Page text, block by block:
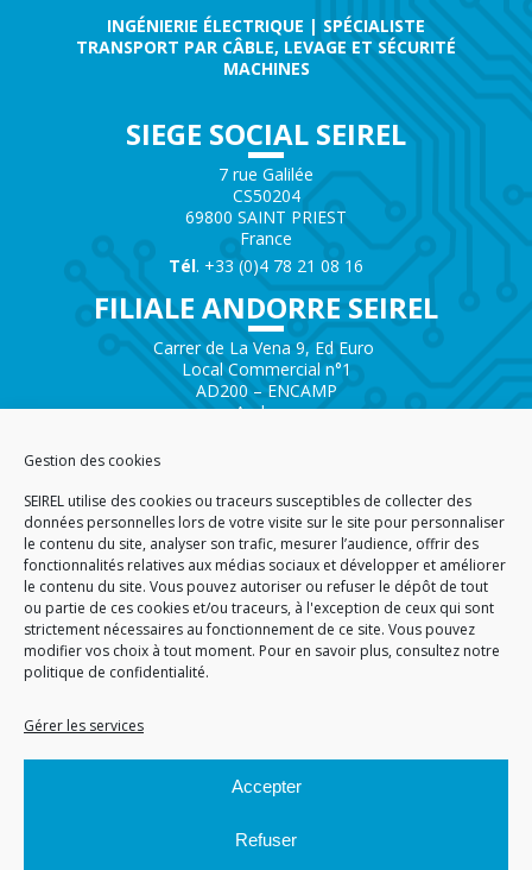
Gestion des cookies
SEIREL utilise des cookies ou traceurs susceptibles de collecter des
données personnelles lors de votre visite sur le site pour personnaliser
le contenu du site, analyser son trafic, mesurer l’audience, offrir des
fonctionnalités relatives aux médias sociaux et développer et améliorer
le contenu du site. Vous pouvez autoriser ou refuser le dépôt de tout
ou partie de ces cookies et/ou traceurs, à l'exception de ceux qui sont
strictement nécessaires au fonctionnement de ce site. Vous pouvez
modifier vos choix à tout moment. Pour en savoir plus, consultez notre
politique de confidentialité.
Gérer les services
Accepter
Refuser
INGÉNIERIE ÉLECTRIQUE | SPÉCIALISTE
TRANSPORT PAR CÂBLE, LEVAGE ET SÉCURITÉ
MACHINES
SIEGE SOCIAL SEIREL
7 rue Galilée
CS50204
69800 SAINT PRIEST
France
Tél. +33 (0)4 78 21 08 16
FILIALE ANDORRE SEIREL
Carrer de La Vena 9, Ed Euro
Local Commercial n°1
AD200 – ENCAMP
Andorra
Immeuble 3D
81 Rue de la Petite Eau
73290 LA MOTTE SERVOLEX
ACCUEIL
GÉRARD PERRIER INDUSTRIE – TOUS DROITS RÉSERVÉS